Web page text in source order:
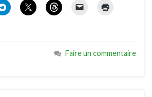
Faire un commentaire